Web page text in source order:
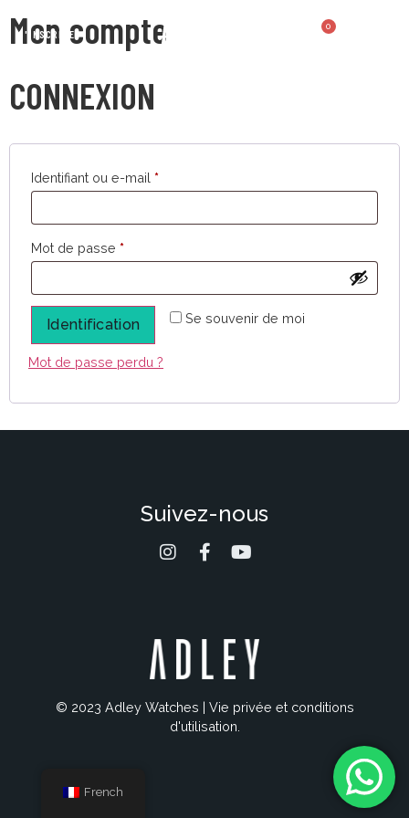
S'INSCRIRE
0
Mon compte
CONNEXION
Identifiant ou e-mail *
Mot de passe *
Se souvenir de moi
Identification
Mot de passe perdu ?
Suivez-nous
© 2023 Adley Watches | Vie privée et conditions
d'utilisation
French